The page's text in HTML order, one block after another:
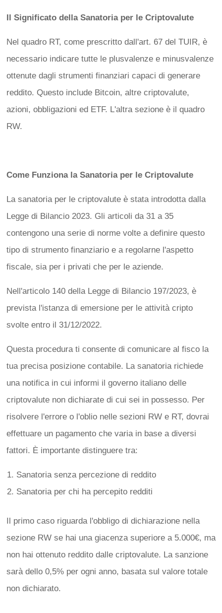
Il Significato della Sanatoria per le Criptovalute
Nel quadro RT, come prescritto dall'art. 67 del TUIR, è
necessario indicare tutte le plusvalenze e minusvalenze
ottenute dagli strumenti finanziari capaci di generare
reddito. Questo include Bitcoin, altre criptovalute,
azioni, obbligazioni ed ETF. L'altra sezione è il quadro
RW.
Come Funziona la Sanatoria per le Criptovalute
La sanatoria per le criptovalute è stata introdotta dalla
Legge di Bilancio 2023. Gli articoli da 31 a 35
contengono una serie di norme volte a definire questo
tipo di strumento finanziario e a regolarne l'aspetto
fiscale, sia per i privati che per le aziende.
Nell'articolo 140 della Legge di Bilancio 197/2023, è
prevista l'istanza di emersione per le attività cripto
svolte entro il 31/12/2022.
Questa procedura ti consente di comunicare al fisco la
tua precisa posizione contabile. La sanatoria richiede
una notifica in cui informi il governo italiano delle
criptovalute non dichiarate di cui sei in possesso. Per
risolvere l'errore o l'oblio nelle sezioni RW e RT, dovrai
effettuare un pagamento che varia in base a diversi
fattori. È importante distinguere tra:
Sanatoria senza percezione di reddito
Sanatoria per chi ha percepito redditi
Il primo caso riguarda l'obbligo di dichiarazione nella
sezione RW se hai una giacenza superiore a 5.000€, ma
non hai ottenuto reddito dalle criptovalute. La sanzione
sarà dello 0,5% per ogni anno, basata sul valore totale
non dichiarato.